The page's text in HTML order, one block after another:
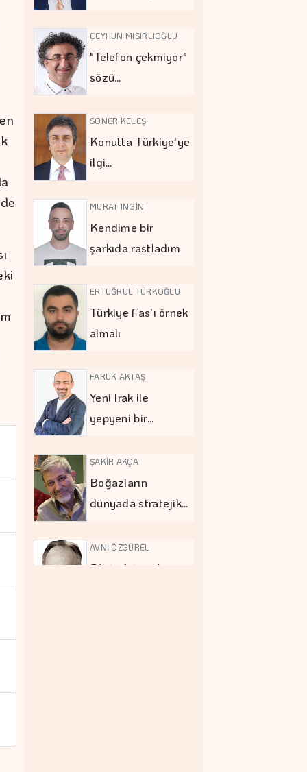
CEYHUN MISIRLIOĞLU
"Telefon çekmiyor"
sözü…
SONER KELEŞ
Konutta Türkiye'ye
ilgi…
MURAT INGİN
Kendime bir
şarkıda rastladım
ERTUĞRUL TÜRKOĞLU
Türkiye Fas'ı örnek
almalı
FARUK AKTAŞ
Yeni Irak ile
yepyeni bir…
ŞAKİR AKÇA
Boğazların
dünyada stratejik…
AVNİ ÖZGÜREL
Filistin'i tanırken